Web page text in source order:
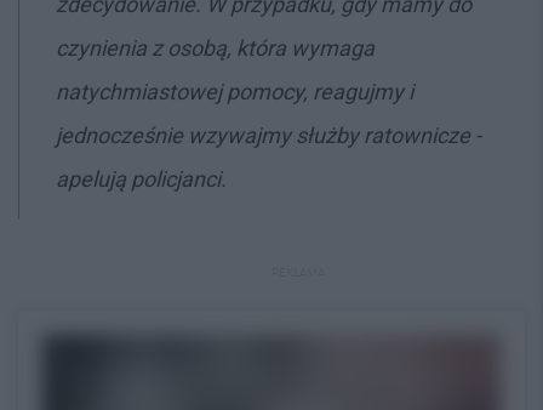
czynienia z osobą, która wymaga
natychmiastowej pomocy, reagujmy i
jednocześnie wzywajmy służby ratownicze -
apelują policjanci.